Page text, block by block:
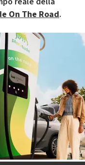
On The Road.